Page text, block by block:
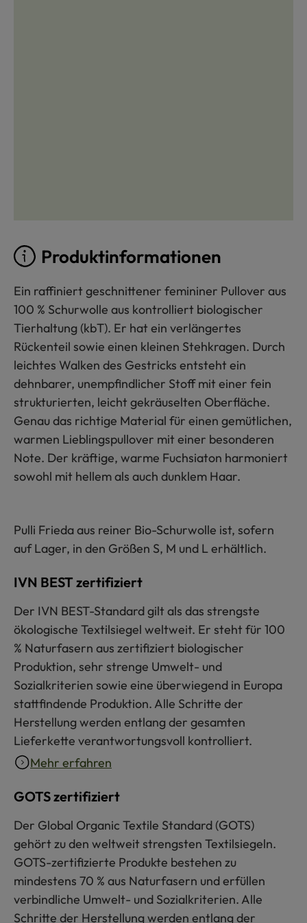
Produktinformationen
Ein raffiniert geschnittener femininer Pullover aus
100 % Schurwolle aus kontrolliert biologischer
Tierhaltung (kbT). Er hat ein verlängertes
Rückenteil sowie einen kleinen Stehkragen. Durch
leichtes Walken des Gestricks entsteht ein
dehnbarer, unempfindlicher Stoff mit einer fein
strukturierten, leicht gekräuselten Oberfläche.
Genau das richtige Material für einen gemütlichen,
warmen Lieblingspullover mit einer besonderen
Note. Der kräftige, warme Fuchsiaton harmoniert
sowohl mit hellem als auch dunklem Haar.
Pulli Frieda aus reiner Bio-Schurwolle ist, sofern
auf Lager, in den Größen S, M und L erhältlich.
IVN BEST zertifiziert
Der IVN BEST-Standard gilt als das strengste
ökologische Textilsiegel weltweit. Er steht für 100
% Naturfasern aus zertifiziert biologischer
Produktion, sehr strenge Umwelt- und
Sozialkriterien sowie eine überwiegend in Europa
stattfindende Produktion. Alle Schritte der
Herstellung werden entlang der gesamten
Lieferkette verantwortungsvoll kontrolliert.
Mehr erfahren
GOTS zertifiziert
Der Global Organic Textile Standard (GOTS)
gehört zu den weltweit strengsten Textilsiegeln.
GOTS-zertifizierte Produkte bestehen zu
mindestens 70 % aus Naturfasern und erfüllen
verbindliche Umwelt- und Sozialkriterien. Alle
Schritte der Herstellung werden entlang der